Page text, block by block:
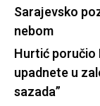
Sarajevsko
nebom
Hurtić poručio
upadnete u
sazada”